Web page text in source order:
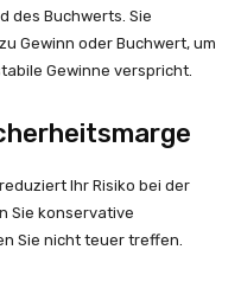
des Buchwerts. Sie
Gewinn oder Buchwert, um
Gewinne verspricht.
Ihr Risiko bei der
Sie konservative
Sie nicht teuer treffen.